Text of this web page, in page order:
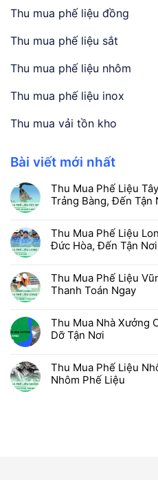
Thu mua phế liệu đồng
Thu mua phế liệu sắt
Thu mua phế liệu nhôm
Thu mua phế liệu inox
Thu mua vải tồn kho
Bài viết mới nhất
Thu Mua Phế Liệu
Trảng Bàng, Đến Tận
Thu Mua Phế Liệu
Đức Hòa, Đến Tận Nơi
Thu Mua Phế Liệu
Thanh Toán Ngay
Thu Mua Nhà Xưởng
Dỡ Tận Nơi
Thu Mua Phế Liệu
Nhôm Phế Liệu